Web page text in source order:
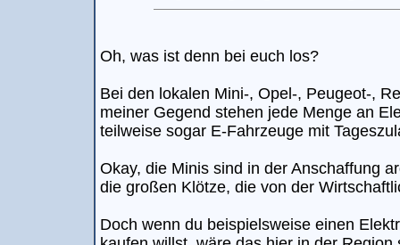
Oh, was ist denn bei euch los?
Bei den lokalen Mini-, Opel-, Peugeot-,
meiner Gegend stehen jede Menge an
teilweise sogar E-Fahrzeuge mit
Okay, die Minis sind in der Anschaffung
die großen Klötze, die von der
Doch wenn du beispielsweise einen